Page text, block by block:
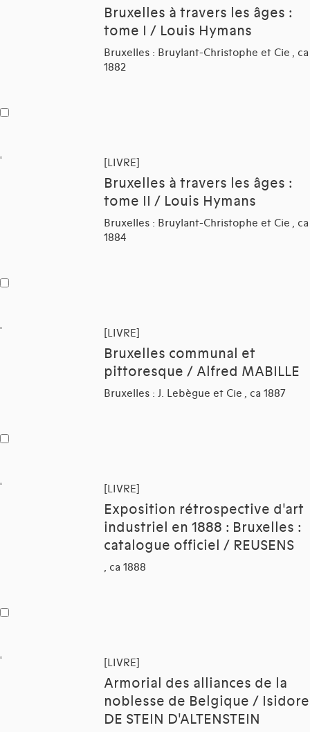
Bruxelles à travers les âges :
tome I / Louis Hymans
Bruxelles : Bruylant-Christophe et Cie , ca
1882
[LIVRE]
Bruxelles à travers les âges :
tome II / Louis Hymans
Bruxelles : Bruylant-Christophe et Cie , ca
1884
[LIVRE]
Bruxelles communal et
pittoresque / Alfred MABILLE
Bruxelles : J. Lebègue et Cie , ca 1887
[LIVRE]
Exposition rétrospective d'art
industriel en 1888 : Bruxelles :
catalogue officiel / REUSENS
, ca 1888
[LIVRE]
Armorial des alliances de la
noblesse de Belgique / Isidore
DE STEIN D'ALTENSTEIN